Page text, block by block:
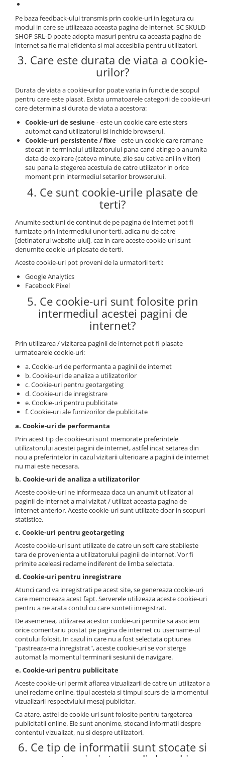
Pe baza feedback-ului transmis prin cookie-uri in legatura cu
modul in care se utilizeaza aceasta pagina de internet, SC SKULD
SHOP SRL-D poate adopta masuri pentru ca aceasta pagina de
internet sa fie mai eficienta si mai accesibila pentru utilizatori.
3. Care este durata de viata a cookie-
urilor?
Durata de viata a cookie-urilor poate varia in functie de scopul
pentru care este plasat. Exista urmatoarele categorii de cookie-uri
care determina si durata de viata a acestora:
Cookie-uri de sesiune- este un cookie care este sters
automat cand utilizatorul isi inchide browserul.
Cookie-uri persistente / fixe- este un cookie care ramane
stocat in terminalul utilizatorului pana cand atinge o anumita
data de expirare (cateva minute, zile sau cativa ani in viitor)
sau pana la stegerea acestuia de catre utilizator in orice
moment prin intermediul setarilor browserului.
4. Ce sunt cookie-urile plasate de
terti?
Anumite sectiuni de continut de pe pagina de internet pot fi
furnizate prin intermediul unor terti, adica nu de catre
[detinatorul website-ului], caz in care aceste cookie-uri sunt
denumite cookie-uri plasate de terti.
Aceste cookie-uri pot proveni de la urmatorii terti:
Google Analytics
Facebook Pixel
5. Ce cookie-uri sunt folosite prin
intermediul acestei pagini de
internet?
Prin utilizarea / vizitarea paginii de internet pot fi plasate
urmatoarele cookie-uri:
a. Cookie-uri de performanta a paginii de internet
b. Cookie-uri de analiza a utilizatorilor
c. Cookie-uri pentru geotargeting
d. Cookie-uri de inregistrare
e. Cookie-uri pentru publicitate
f. Cookie-uri ale furnizorilor de publicitate
a. Cookie-uri de performanta
Prin acest tip de cookie-uri sunt memorate preferintele
utilizatorului acestei pagini de internet, astfel incat setarea din
nou a preferintelor in cazul vizitarii ulterioare a paginii de internet
nu mai este necesara.
b. Cookie-uri de analiza a utilizatorilor
Aceste cookie-uri ne informeaza daca un anumit utilizator al
paginii de internet a mai vizitat / utilizat aceasta pagina de
internet anterior. Aceste cookie-uri sunt utilizate doar in scopuri
statistice.
c. Cookie-uri pentru geotargeting
Aceste cookie-uri sunt utilizate de catre un soft care stabileste
tara de provenienta a utilizatorului paginii de internet. Vor fi
primite aceleasi reclame indiferent de limba selectata.
d. Cookie-uri pentru inregistrare
Atunci cand va inregistrati pe acest site, se genereaza cookie-uri
care memoreaza acest fapt. Serverele utilizeaza aceste cookie-uri
pentru a ne arata contul cu care sunteti inregistrat.
De asemenea, utilizarea acestor cookie-uri permite sa asociem
orice comentariu postat pe pagina de internet cu username-ul
contului folosit. In cazul in care nu a fost selectata optiunea
"pastreaza-ma inregistrat", aceste cookie-uri se vor sterge
automat la momentul terminarii sesiunii de navigare.
e. Cookie-uri pentru publicitate
Aceste cookie-uri permit aflarea vizualizarii de catre un utilizator a
unei reclame online, tipul acesteia si timpul scurs de la momentul
vizualizarii respectviului mesaj publicitar.
Ca atare, astfel de cookie-uri sunt folosite pentru targetarea
publicitatii online. Ele sunt anonime, stocand informatii despre
contentul vizualizat, nu si despre utilizatori.
6. Ce tip de informatii sunt stocate si